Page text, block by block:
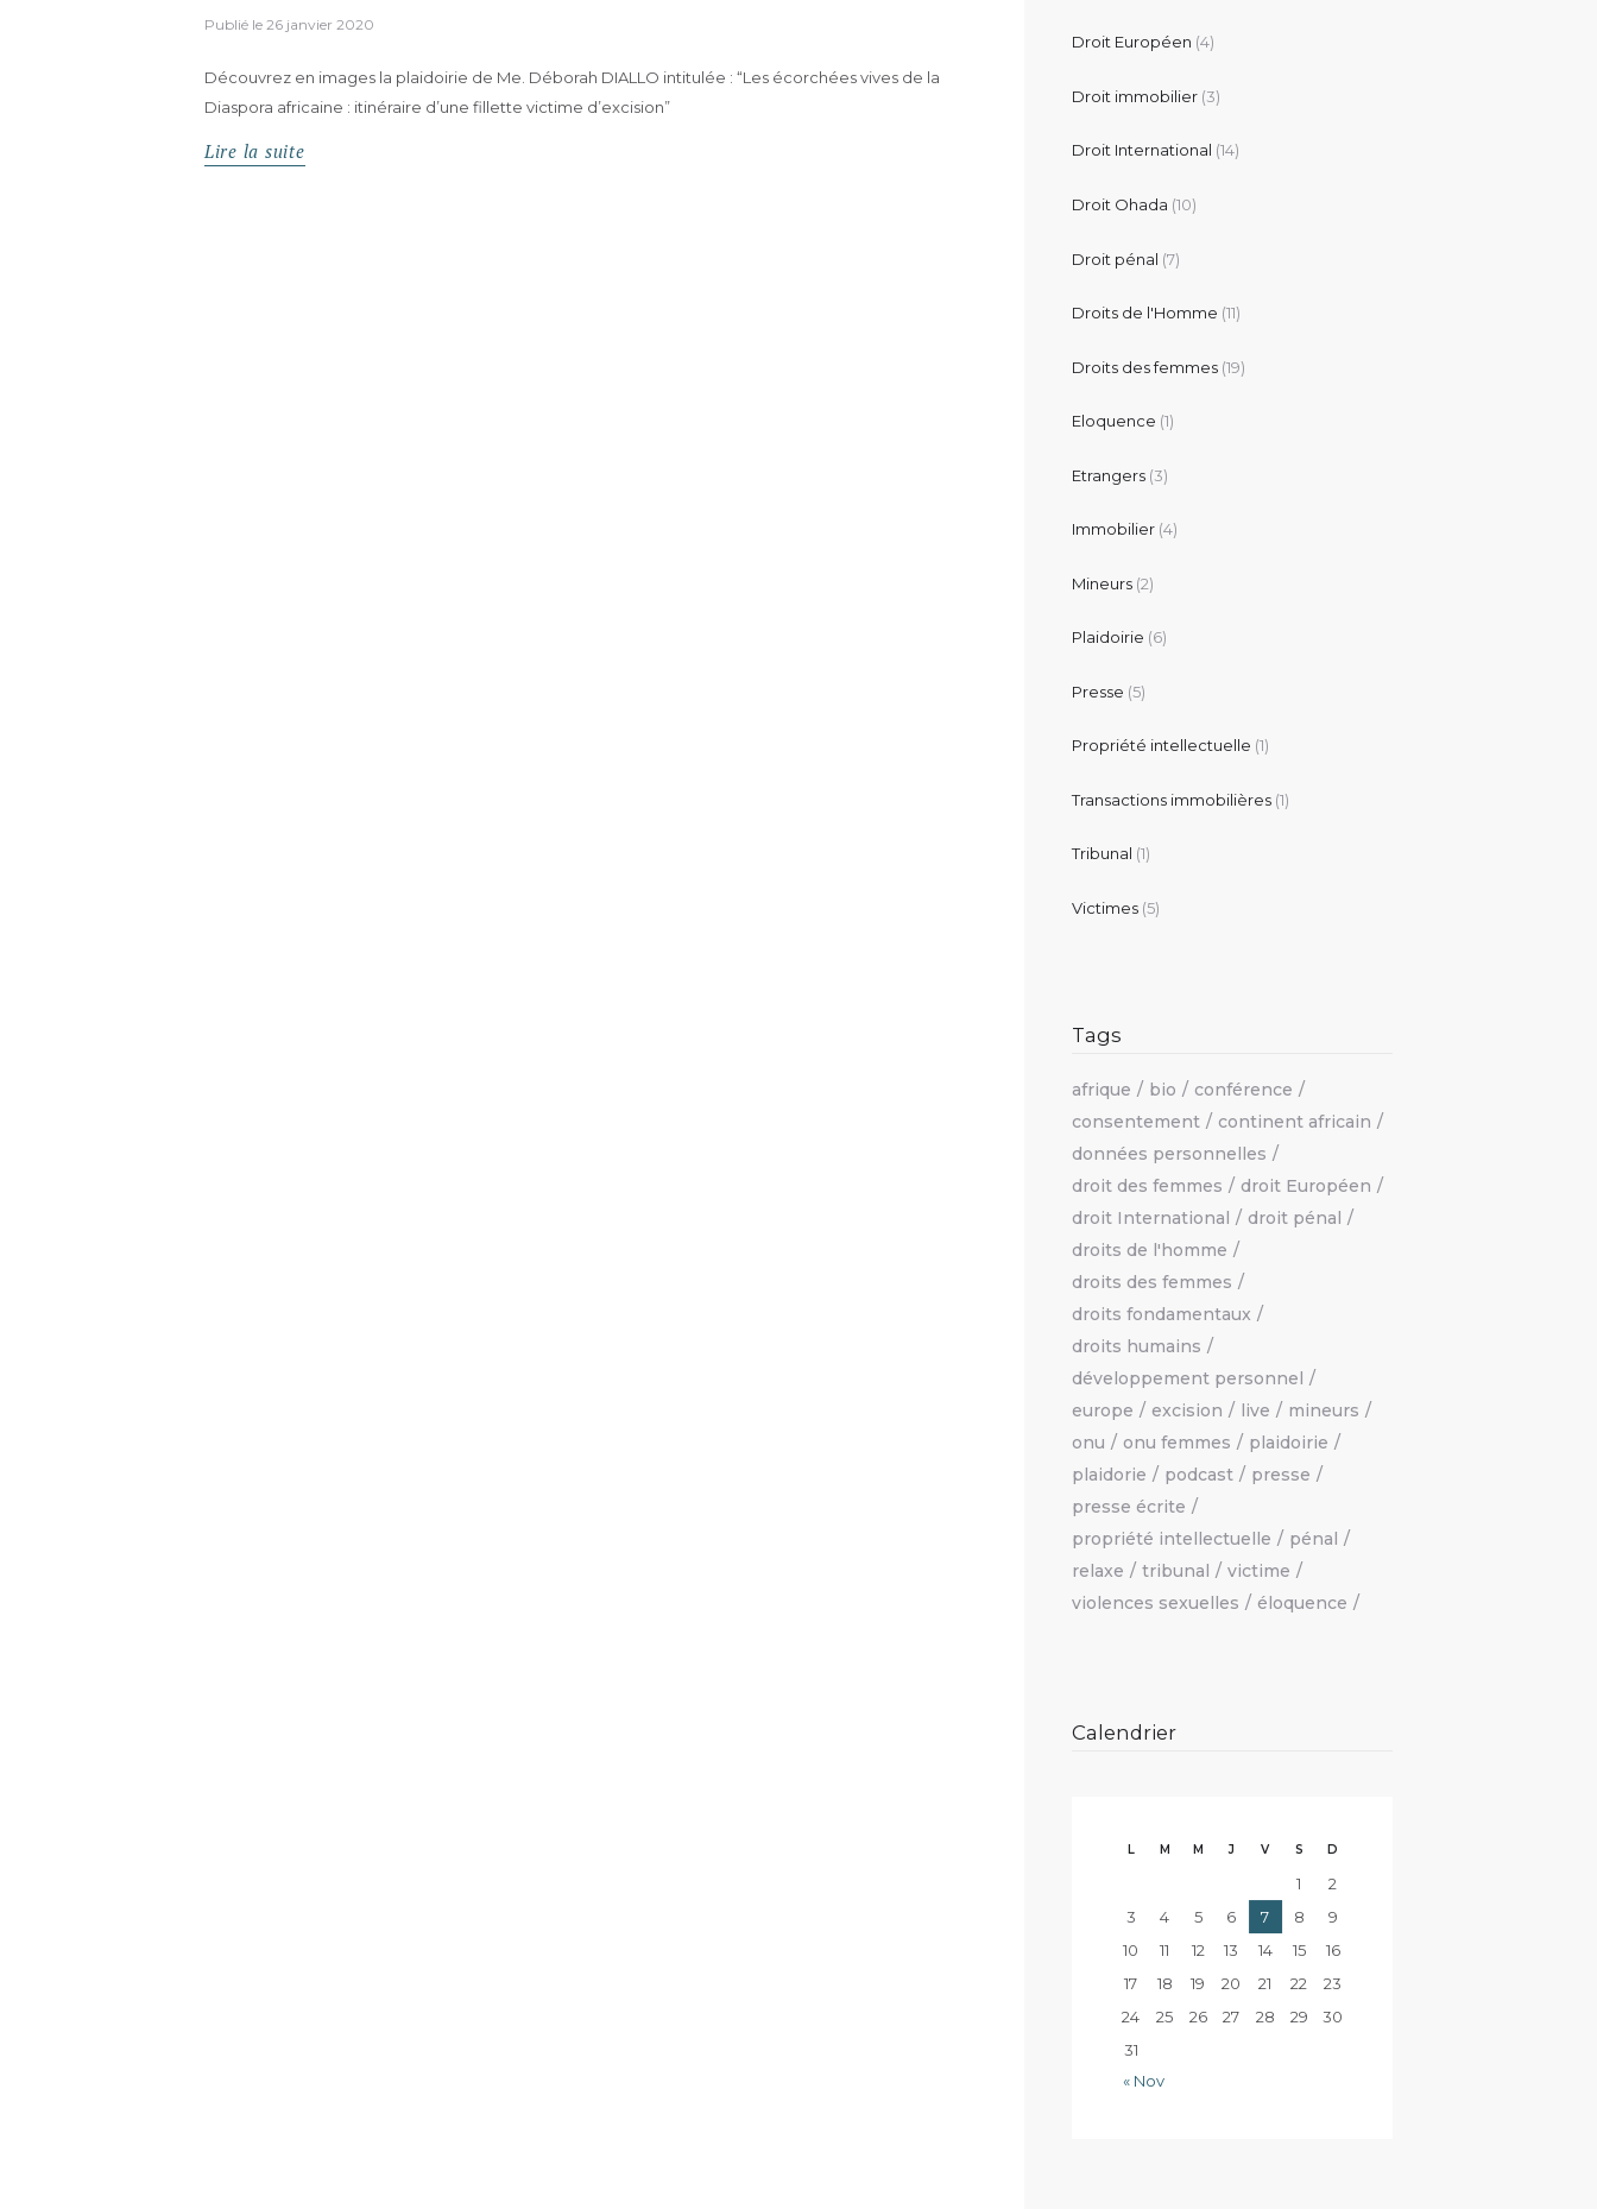
Publié le 26 janvier 2020
Découvrez en images la plaidoirie de Me. Déborah DIALLO intitulée : “Les écorchées vives de la
Diaspora africaine : itinéraire d’une fillette victime d’excision”
Lire la suite
Droit Européen (4)
Droit immobilier (3)
Droit International (14)
Droit Ohada (10)
Droit pénal (7)
Droits de l'Homme (11)
Droits des femmes (19)
Eloquence (1)
Etrangers (3)
Immobilier (4)
Mineurs (2)
Plaidoirie (6)
Presse (5)
Propriété intellectuelle (1)
Transactions immobilières (1)
Tribunal (1)
Victimes (5)
Tags
afrique bio
conférence
consentement
continent africain
données personnelles
droit des femmes
droit Européen
droit International
droit pénal
droits de l'homme
droits des femmes
droits fondamentaux
droits humains
développement personnel
europe
excision live
mineurs
onu
onu femmes
plaidoirie
plaidorie
podcast
presse
presse écrite
propriété intellectuelle
pénal
relaxe
tribunal
victime
violences sexuelles
éloquence
Calendrier
L M M J V S D
1
2
3
4 5 6 7 8
9
10
11 12 13 14 15
16
17
18 19 20 21 22
23
24
25 26 27 28 29
30
31
« Nov